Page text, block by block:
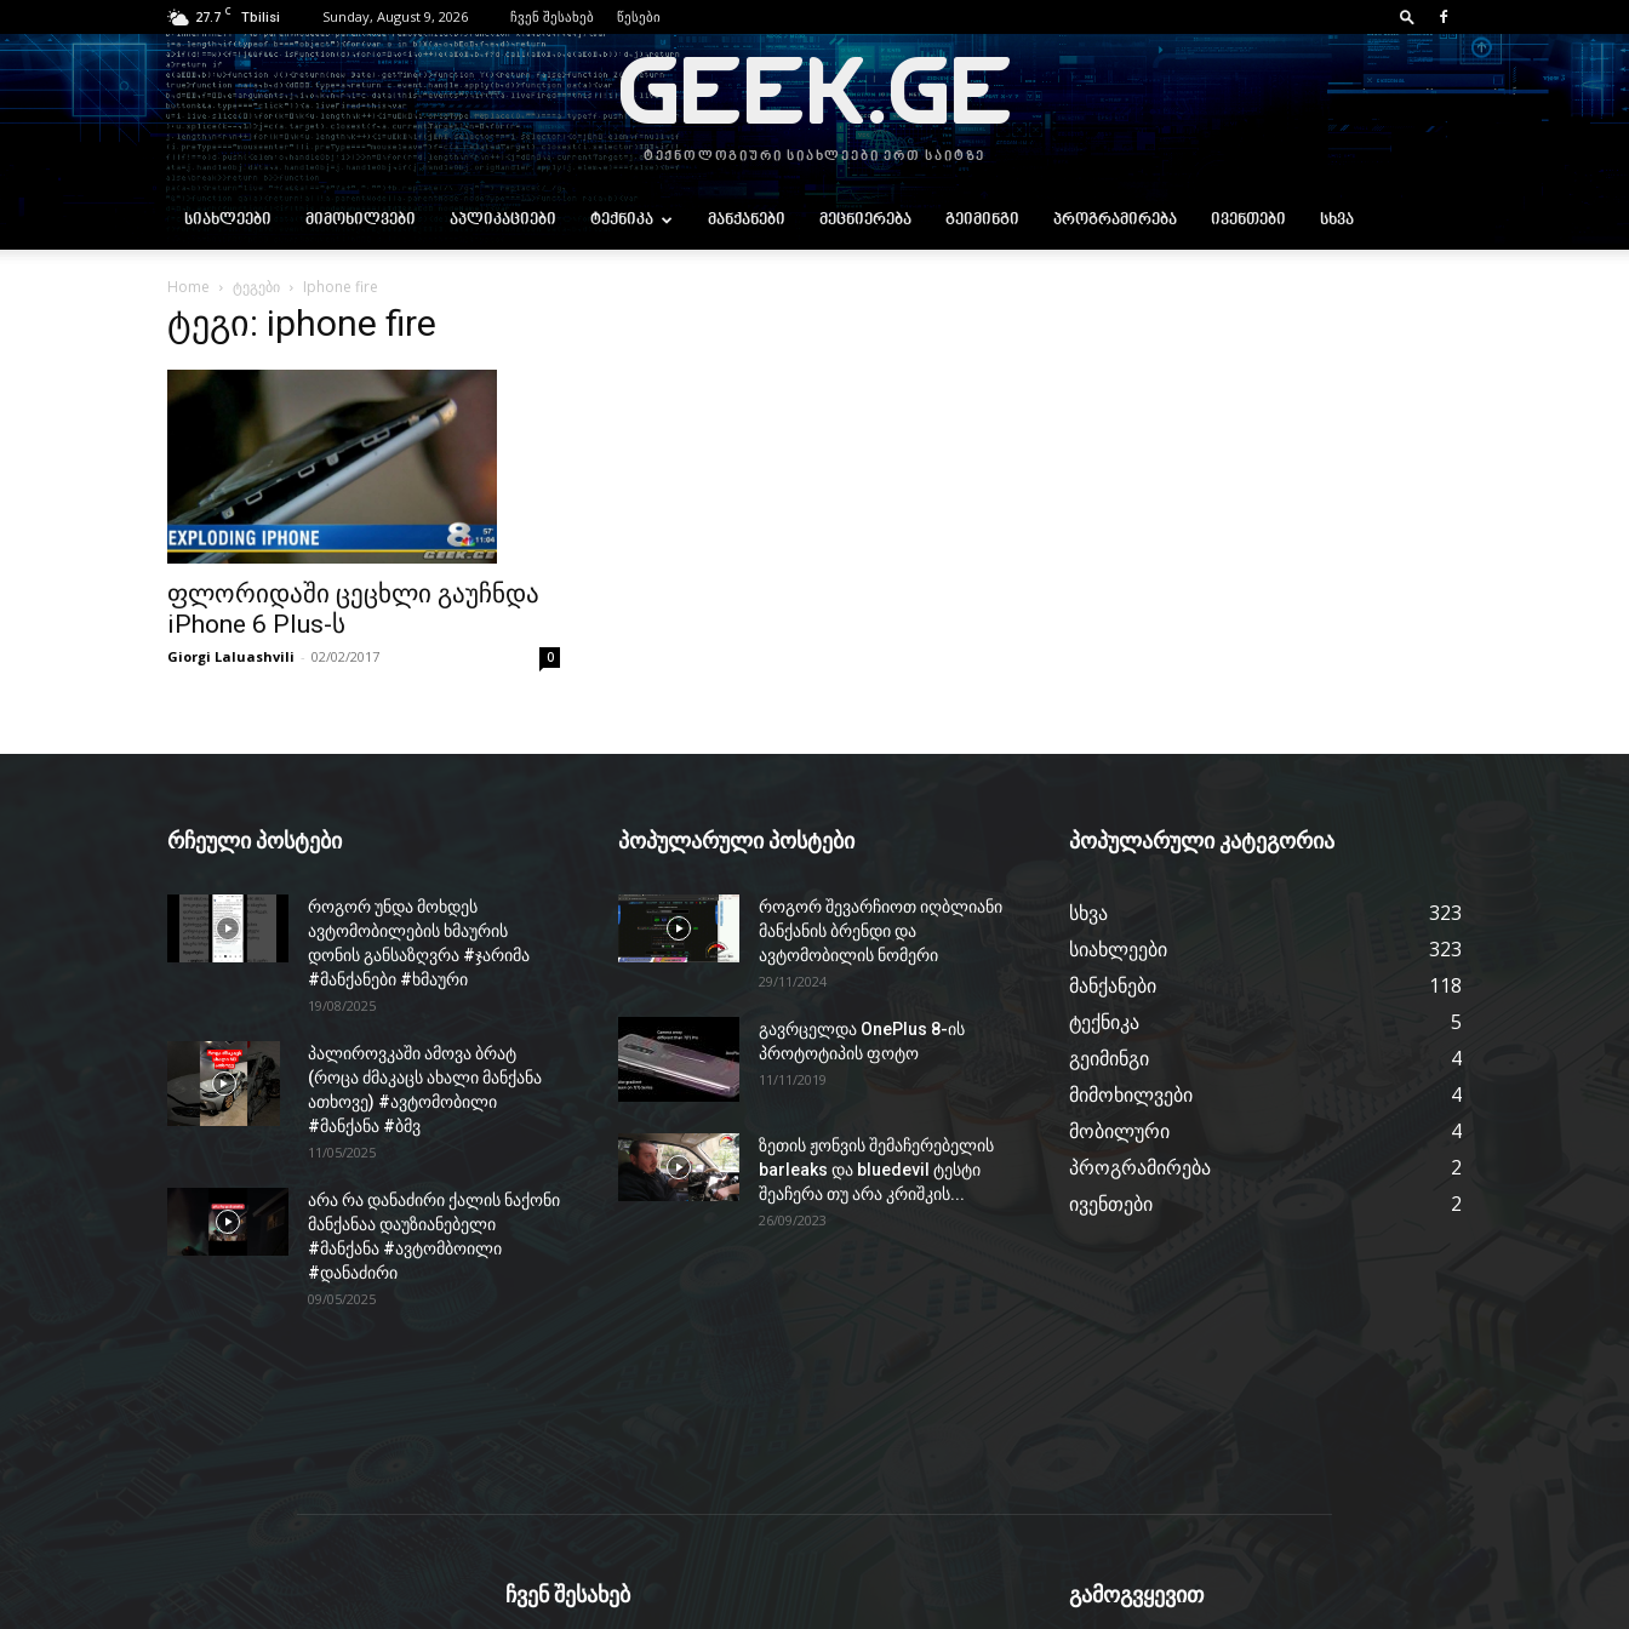
27.7 C Tbilisi Sunday, August 9, 2026 ჩვენ შესახებ წესები
GEEK.GE
ტექნოლოგიური სიახლეები ერთ საიტზე
ᲡᲘᲐᲮᲚᲔᲔᲑᲘ ᲛᲘᲛᲝᲮᲘᲚᲕᲔᲑᲘ ᲐᲞᲚᲘᲙᲐᲪᲘᲔᲑᲘ ᲢᲔᲥᲜᲘᲙᲐ ᲛᲐᲜᲥᲐᲜᲔᲑᲘ ᲛᲔᲪᲜᲘᲔᲠᲔᲑᲐ ᲒᲔᲘᲛᲘᲜᲒᲘ ᲞᲠᲝᲒᲠᲐᲛᲘᲠᲔᲑᲐ ᲘᲕᲔᲜᲗᲔᲑᲘ ᲡᲮᲕᲐ
Home ტეგები Iphone fire
ტეგი: iphone fire
ფლორიდაში ცეცხლი გაუჩნდა
iPhone 6 Plus-ს
Giorgi Laluashvili - 02/02/2017 0
რჩეული პოსტები
როგორ უნდა მოხდეს
ავტომობილების ხმაურის
დონის განსაზღვრა #ჯარიმა
#მანქანები #ხმაური
19/08/2025
პალიროვკაში ამოვა ბრატ
(როცა ძმაკაცს ახალი მანქანა
ათხოვე) #ავტომობილი
#მანქანა #ბმვ
11/05/2025
არა რა დანაძირი ქალის ნაქონი
მანქანაა დაუზიანებელი
#მანქანა #ავტომბოილი
#დანაძირი
09/05/2025
პოპულარული პოსტები
როგორ შევარჩიოთ იღბლიანი
მანქანის ბრენდი და
ავტომობილის ნომერი
29/11/2024
გავრცელდა OnePlus 8-ის
პროტოტიპის ფოტო
11/11/2019
ზეთის ჟონვის შემაჩერებელის
barleaks და bluedevil ტესტი
შეაჩერა თუ არა კრიშკის...
26/09/2023
პოპულარული კატეგორია
სხვა
323
სიახლეები
323
მანქანები
118
ტექნიკა
5
გეიმინგი
4
მიმოხილვები
4
მობილური
4
პროგრამირება
2
ივენთები
2
ჩვენ შესახებ გამოგვყევით